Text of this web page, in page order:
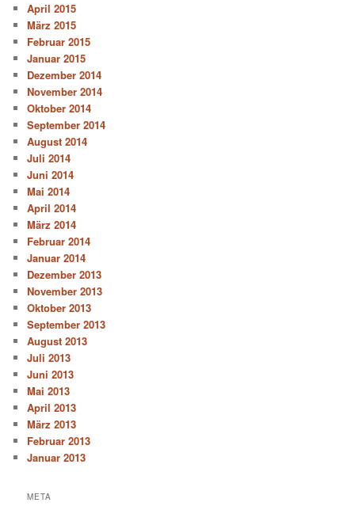
April 2015
März 2015
Februar 2015
Januar 2015
Dezember 2014
November 2014
Oktober 2014
September 2014
August 2014
Juli 2014
Juni 2014
Mai 2014
April 2014
März 2014
Februar 2014
Januar 2014
Dezember 2013
November 2013
Oktober 2013
September 2013
August 2013
Juli 2013
Juni 2013
Mai 2013
April 2013
März 2013
Februar 2013
Januar 2013
META